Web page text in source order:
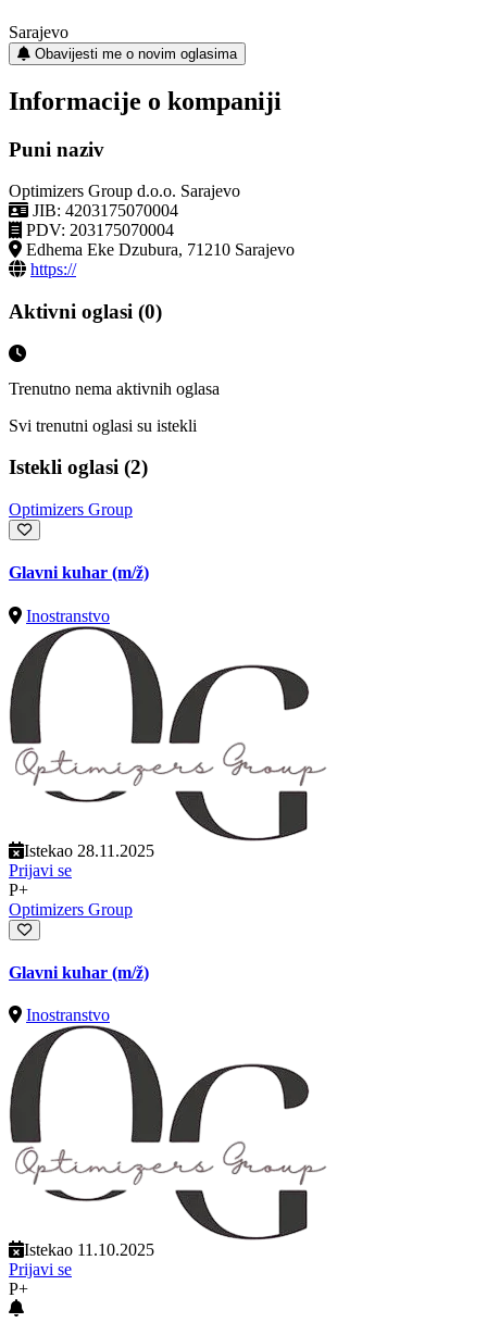
Sarajevo
Obavijesti me o novim oglasima
Informacije o kompaniji
Puni naziv
Optimizers Group d.o.o. Sarajevo
JIB: 4203175070004
PDV: 203175070004
Edhema Eke Dzubura, 71210 Sarajevo
https://
Aktivni oglasi (0)
Trenutno nema aktivnih oglasa
Svi trenutni oglasi su istekli
Istekli oglasi (2)
Optimizers Group
Glavni kuhar (m/ž)
Inostranstvo
Istekao 28.11.2025
Prijavi se
P+
Optimizers Group
Glavni kuhar (m/ž)
Inostranstvo
Istekao 11.10.2025
Prijavi se
P+